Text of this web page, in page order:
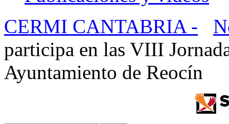
CERMI CANTABRIA -
participa en las VIII
Ayuntamiento de Reocín